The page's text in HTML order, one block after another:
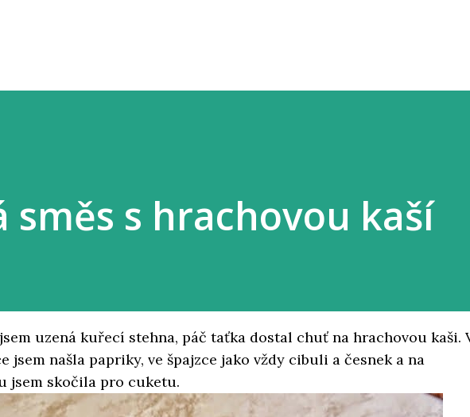
směs s hrachovou kaší
uzená kuřecí stehna, páč taťka dostal chuť na hrachovou kaši.
jsem našla papriky, ve špajzce jako vždy cibuli a česnek a na
jsem skočila pro cuketu.